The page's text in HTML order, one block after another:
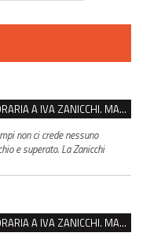
VENTASSO, SÌ ALLA CITTADINANZA ONORARIA A IVA ZANICCHI. MA BARGIACCHI: “È DI PESSIMO GUSTO”
non ci crede nessuno
e superato. La Zanicchi
VENTASSO, SÌ ALLA CITTADINANZA ONORARIA A IVA ZANICCHI. MA BARGIACCHI: “È DI PESSIMO GUSTO”